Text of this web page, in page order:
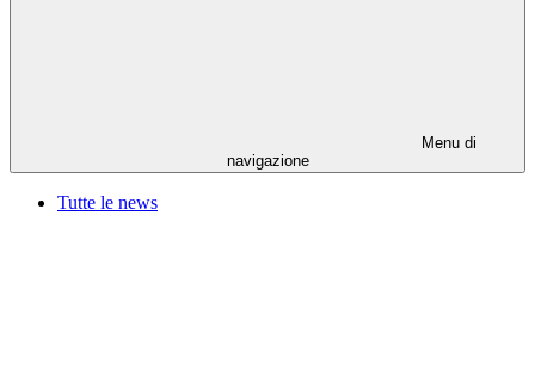
Menu di
navigazione
Tutte le news